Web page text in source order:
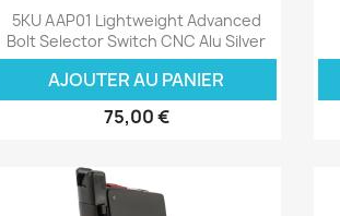
Aperçu rapide
5KU AAP01 Lightweight Advanced
Bolt Selector Switch CNC Alu Silver
AJOUTER AU PANIER
75,00 €